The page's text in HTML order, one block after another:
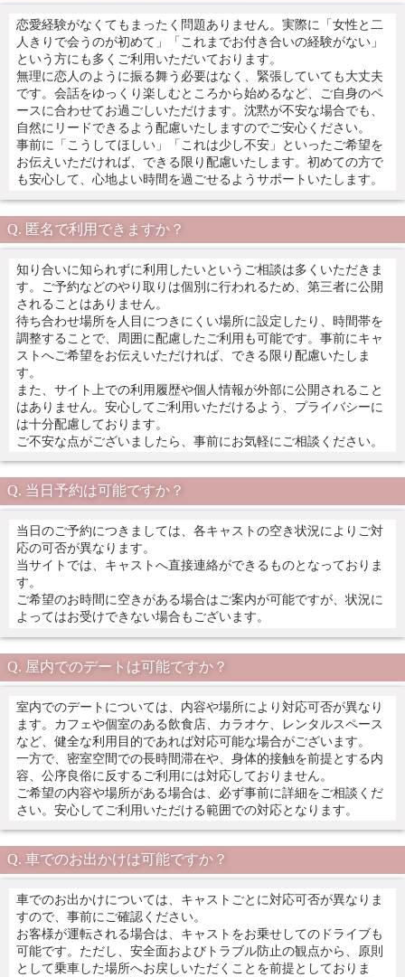
恋愛経験がなくてもまったく問題ありません。実際に「女性と二
人きりで会うのが初めて」「これまでお付き合いの経験がない」
という方にも多くご利用いただいております。
無理に恋人のように振る舞う必要はなく、緊張していても大丈夫
です。会話をゆっくり楽しむところから始めるなど、ご自身のペ
ースに合わせてお過ごしいただけます。沈黙が不安な場合でも、
自然にリードできるよう配慮いたしますのでご安心ください。
事前に「こうしてほしい」「これは少し不安」といったご希望を
お伝えいただければ、できる限り配慮いたします。初めての方で
も安心して、心地よい時間を過ごせるようサポートいたします。
匿名で利用できますか？
知り合いに知られずに利用したいというご相談は多くいただきま
す。ご予約などのやり取りは個別に行われるため、第三者に公開
されることはありません。
待ち合わせ場所を人目につきにくい場所に設定したり、時間帯を
調整することで、周囲に配慮したご利用も可能です。事前にキャ
ストへご希望をお伝えいただければ、できる限り配慮いたしま
す。
また、サイト上での利用履歴や個人情報が外部に公開されること
はありません。安心してご利用いただけるよう、プライバシーに
は十分配慮しております。
ご不安な点がございましたら、事前にお気軽にご相談ください。
当日予約は可能ですか？
当日のご予約につきましては、各キャストの空き状況によりご対
応の可否が異なります。
当サイトでは、キャストへ直接連絡ができるものとなっておりま
す。
ご希望のお時間に空きがある場合はご案内が可能ですが、状況に
よってはお受けできない場合もございます。
屋内でのデートは可能ですか？
室内でのデートについては、内容や場所により対応可否が異なり
ます。カフェや個室のある飲食店、カラオケ、レンタルスペース
など、健全な利用目的であれば対応可能な場合がございます。
一方で、密室空間での長時間滞在や、身体的接触を前提とする内
容、公序良俗に反するご利用には対応しておりません。
ご希望の内容や場所がある場合は、必ず事前に詳細をご相談くだ
さい。安心してご利用いただける範囲での対応となります。
車でのお出かけは可能ですか？
車でのお出かけについては、キャストごとに対応可否が異なりま
すので、事前にご確認ください。
お客様が運転される場合は、キャストをお乗せしてのドライブも
可能です。ただし、安全面およびトラブル防止の観点から、原則
として乗車した場所へお戻しいただくことを前提としておりま